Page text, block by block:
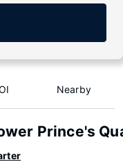
Nearby
Prince's